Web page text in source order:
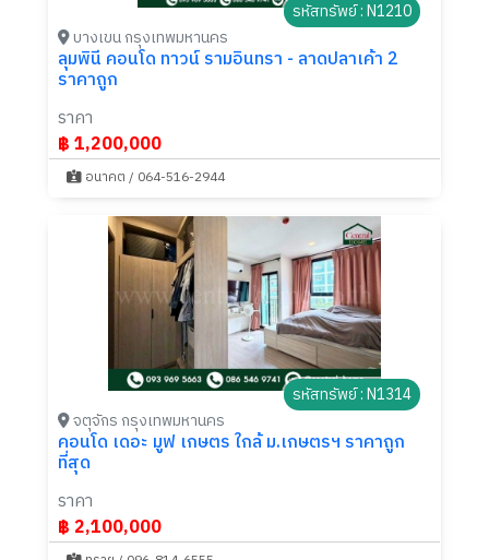
รหัสทรัพย์ : N1210
บางเขน กรุงเทพมหานคร
ลุมพินี คอนโด ทาวน์ รามอินทรา - ลาดปลาเค้า 2
ราคาถูก
ราคา
฿ 1,200,000
อนาคต / 064-516-2944
รหัสทรัพย์ : N1314
จตุจักร กรุงเทพมหานคร
คอนโด เดอะ มูฟ เกษตร ใกล้ ม.เกษตรฯ ราคาถูก
ที่สุด
ราคา
฿ 2,100,000